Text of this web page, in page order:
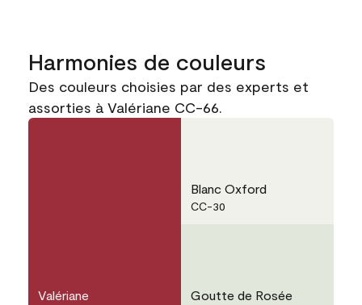
Harmonies de couleurs
Des couleurs choisies par des experts et
assorties à Valériane CC-66.
Valériane
Blanc Oxford
CC-30
Goutte de Rosée